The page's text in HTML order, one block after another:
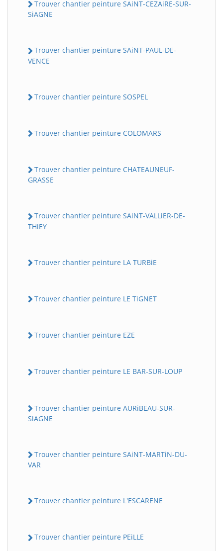
Trouver chantier peinture SAiNT-CEZAiRE-SUR-
SiAGNE
Trouver chantier peinture SAiNT-PAUL-DE-
VENCE
Trouver chantier peinture SOSPEL
Trouver chantier peinture COLOMARS
Trouver chantier peinture CHATEAUNEUF-
GRASSE
Trouver chantier peinture SAiNT-VALLiER-DE-
THiEY
Trouver chantier peinture LA TURBiE
Trouver chantier peinture LE TiGNET
Trouver chantier peinture EZE
Trouver chantier peinture LE BAR-SUR-LOUP
Trouver chantier peinture AURiBEAU-SUR-
SiAGNE
Trouver chantier peinture SAiNT-MARTiN-DU-
VAR
Trouver chantier peinture L'ESCARENE
Trouver chantier peinture PEiLLE